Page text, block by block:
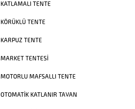
KATLAMALI TENTE
KÖRÜKLÜ TENTE
KARPUZ TENTE
MARKET TENTESI
MOTORLU MAFSALLI TENTE
OTOMATIK KATLANIR TAVAN